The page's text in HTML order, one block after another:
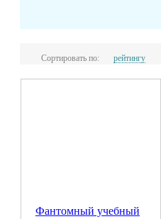
Сортировать по: рейтингу
Фантомный учебный